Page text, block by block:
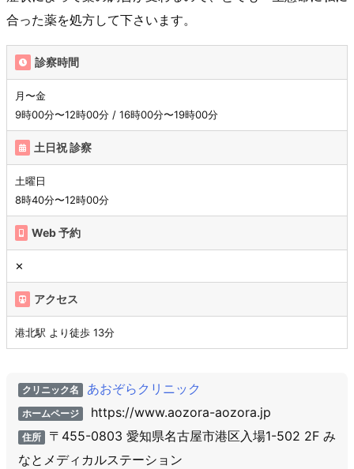
合った薬を処方して下さいます。
診察時間
月〜金
9時00分〜12時00分 / 16時00分〜19時00分
土日祝 診察
土曜日
8時40分〜12時00分
Web 予約
✕
アクセス
港北駅 より徒歩 13分
クリニック名 あおぞらクリニック
ホームページ https://www.aozora-aozora.jp
住所 〒455-0803 愛知県名古屋市港区入場1-502 2F み
なとメディカルステーション